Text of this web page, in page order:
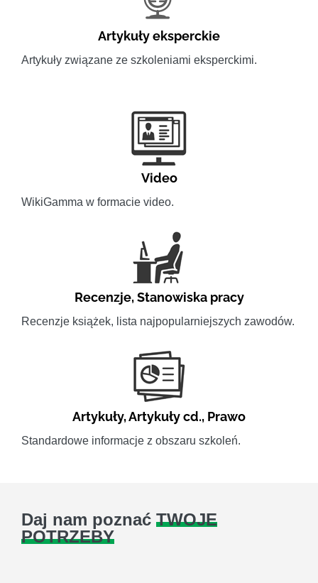
Artykuły eksperckie
Artykuły związane ze szkoleniami eksperckimi.
Video
WikiGamma w formacie video.
Recenzje,Stanowiska pracy
Recenzje książek, lista najpopularniejszych zawodów.
Artykuły,Artykuły cd., Prawo
Standardowe informacje z obszaru szkoleń.
Daj nam poznać TWOJE
POTRZEBY